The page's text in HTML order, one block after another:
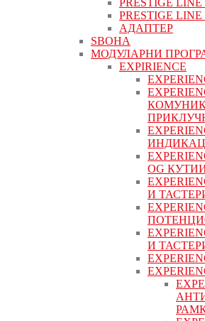
PRESTIGE
PRESTIGE
АДАПТЕР
ЅВОНА
МОДУЛАРНИ
EXPIRIENCE
OG
И
И